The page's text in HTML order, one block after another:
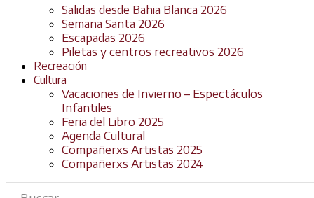
Salidas desde Bahia Blanca 2026
Semana Santa 2026
Escapadas 2026
Piletas y centros recreativos 2026
Recreación
Cultura
Vacaciones de Invierno – Espectáculos
Infantiles
Feria del Libro 2025
Agenda Cultural
Compañerxs Artistas 2025
Compañerxs Artistas 2024